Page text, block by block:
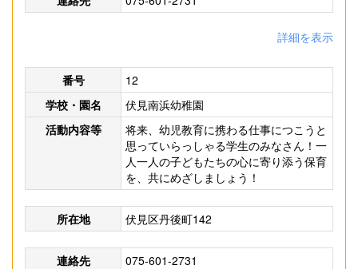
詳細を表示
番号
12
学校・園名
伏見南浜幼稚園
活動内容等
将来、幼児教育に携わる仕事につこうと
思っていらっしゃる学生のみなさん！一
人一人の子どもたちの心に寄り添う保育
を、共にめざしましょう！
所在地 伏見区丹後町142
連絡先 075-601-2731